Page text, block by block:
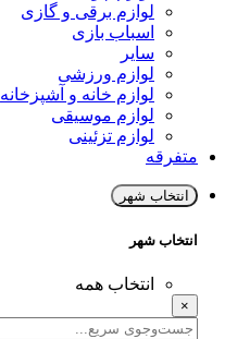
لوازم برقی و گازی
اسباب بازی
سایر
لوازم ورزشی
لوازم خانه و آشپزخانه
لوازم موسیقی
لوازم تزئینی
متفرقه
انتخاب شهر
انتخاب شهر
انتخاب همه
×